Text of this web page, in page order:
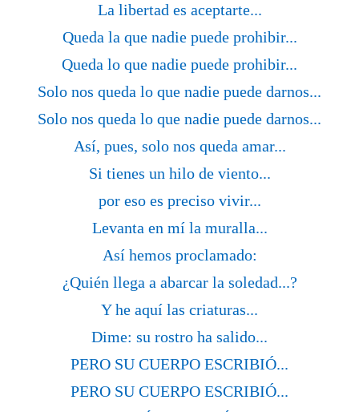
La libertad es aceptarte...
Queda la que nadie puede prohibir...
Queda lo que nadie puede prohibir...
Solo nos queda lo que nadie puede darnos...
Solo nos queda lo que nadie puede darnos...
Así, pues, solo nos queda amar...
Si tienes un hilo de viento...
por eso es preciso vivir...
Levanta en mí la muralla...
Así hemos proclamado:
¿Quién llega a abarcar la soledad...?
Y he aquí las criaturas...
Dime: su rostro ha salido...
PERO SU CUERPO ESCRIBIÓ...
PERO SU CUERPO ESCRIBIÓ...